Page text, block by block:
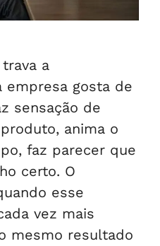
a
empresa gosta de
sensação de
anima o
faz parecer que
certo. O
esse
vez mais
mesmo resultado